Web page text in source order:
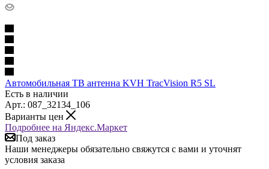
Автомобильная ТВ антенна KVH TracVision R5 SL
Есть в наличии
Арт.: 087_32134_106
Варианты цен
Подробнее на Яндекс.Маркет
Под заказ
Наши менеджеры обязательно свяжутся с вами и уточнят
условия заказа